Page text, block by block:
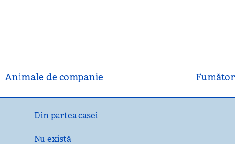
Animale de companie
Din partea casei
Nu există